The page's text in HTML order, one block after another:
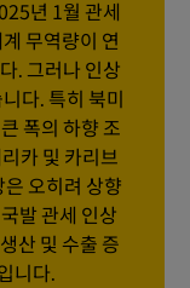
년 1월 관세
무역량이 연
. 그러나 인상
다. 특히 북미
폭의 하향 조
카 및 카리브
은 오히려 상향
발 관세 인상
산 및 수출 증
니다.